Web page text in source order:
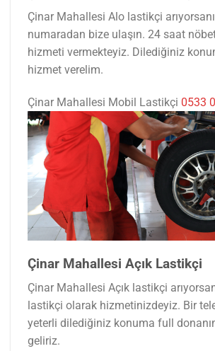
Çinar Mahallesi Alo lastikçi
numaradan bize ulaşın. 24 saat
hizmeti vermekteyiz. Dilediğiniz
hizmet verelim.
Çinar Mahallesi Mobil Lastikçi 0533
Çinar Mahallesi Açık Lastikçi
Çinar Mahallesi Açık lastikçi
lastikçi olarak hizmetinizdeyiz. Bir
yeterli dilediğiniz konuma full
geliriz.